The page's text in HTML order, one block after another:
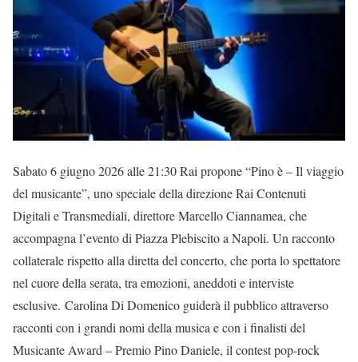
Sabato 6 giugno 2026 alle 21:30 Rai propone “Pino è – Il viaggio
del musicante”, uno speciale della direzione Rai Contenuti
Digitali e Transmediali, direttore Marcello Ciannamea, che
accompagna l’evento di Piazza Plebiscito a Napoli. Un racconto
collaterale rispetto alla diretta del concerto, che porta lo spettatore
nel cuore della serata, tra emozioni, aneddoti e interviste
esclusive. Carolina Di Domenico guiderà il pubblico attraverso
racconti con i grandi nomi della musica e con i finalisti del
Musicante Award – Premio Pino Daniele, il contest pop-rock